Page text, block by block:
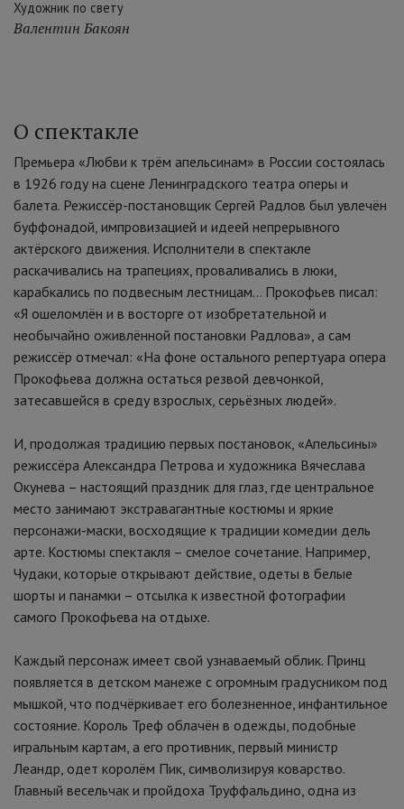
Художник по свету
Валентин Бакоян
О спектакле
Премьера «Любви к трём апельсинам» в России состоялась
в 1926 году на сцене Ленинградского театра оперы и
балета. Режиссёр-постановщик Сергей Радлов был увлечён
буффонадой, импровизацией и идеей непрерывного
актёрского движения. Исполнители в спектакле
раскачивались на трапециях, проваливались в люки,
карабкались по подвесным лестницам... Прокофьев писал:
«Я ошеломлён и в восторге от изобретательной и
необычайно оживлённой постановки Радлова», а сам
режиссёр отмечал: «На фоне остального репертуара опера
Прокофьева должна остаться резвой девчонкой,
затесавшейся в среду взрослых, серьёзных людей».
И, продолжая традицию первых постановок, «Апельсины»
режиссёра Александра Петрова и художника Вячеслава
Окунева – настоящий праздник для глаз, где центральное
место занимают экстравагантные костюмы и яркие
персонажи-маски, восходящие к традиции комедии дель
арте. Костюмы спектакля – смелое сочетание. Например,
Чудаки, которые открывают действие, одеты в белые
шорты и панамки – отсылка к известной фотографии
самого Прокофьева на отдыхе.
Каждый персонаж имеет свой узнаваемый облик. Принц
появляется в детском манеже с огромным градусником под
мышкой, что подчёркивает его болезненное, инфантильное
состояние. Король Треф облачён в одежды, подобные
игральным картам, а его противник, первый министр
Леандр, одет королём Пик, символизируя коварство.
Главный весельчак и пройдоха Труффальдино, одна из